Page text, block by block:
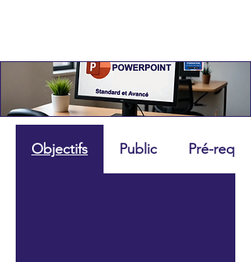
Objectifs Public Pré-requis